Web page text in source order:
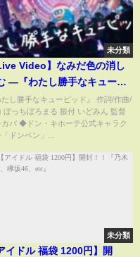
未分類
Video】なみだ色の消し
―『わたし勝手なキューピ
』with ドンペンくん
12/30@STUDIO
b2）
たし勝手なキューピッド』 作詞/作曲/
ぼっちぼろまる 振付 いどみん 監督
カバ ◆ドン・キホーテ公式キャラク
「ドンペン」...
未分類
イドル 福袋 1200円】開